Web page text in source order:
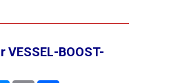
VESSEL-BOOST-